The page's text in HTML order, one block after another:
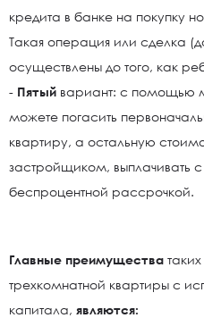
кредита в банке на покупку
Такая операция или сделка
осуществлены до того, как
- Пятый вариант: с помощью
можете погасить
квартиру, а остальную
застройщиком, выплачивать
беспроцентной рассрочкой.
Главные преимущества
трехкомнатной квартиры с
капитала, являются: